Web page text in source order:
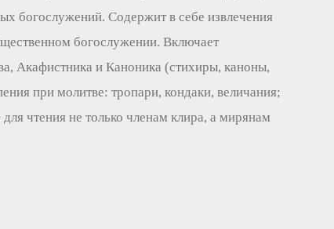
богослужений. Содержит в себе извлечения
богослужении. Включает
Акафистника и Каноника (стихиры, каноны,
при молитве: тропари, кондаки, величания;
чтения не только членам клира, а мирянам